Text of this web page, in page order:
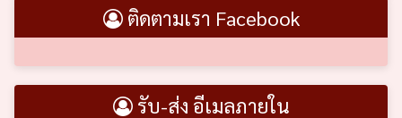
ติดตามเรา Facebook
รับ-ส่ง อีเมลภายใน